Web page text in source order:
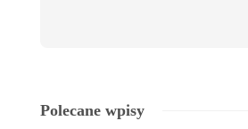
Polecane wpisy